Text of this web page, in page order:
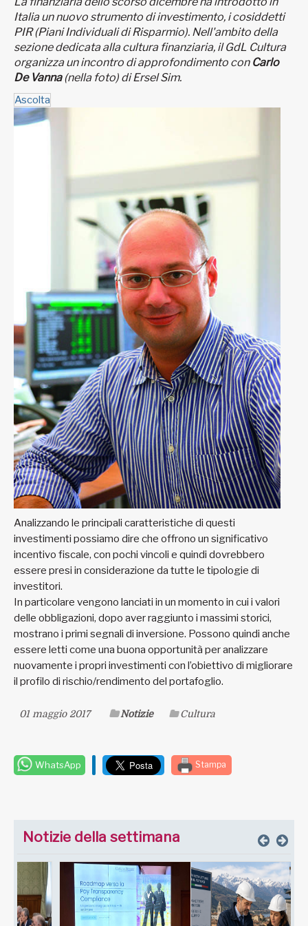
Italia un nuovo strumento di investimento, i cosiddetti
PIR (Piani Individuali di Risparmio). Nell'ambito della
sezione dedicata alla cultura finanziaria, il GdL Cultura
organizza un incontro di approfondimento con Carlo
De Vanna(nella foto) di Ersel Sim.
Ascolta
Analizzando le principali caratteristiche di questi
investimenti possiamo dire che offrono un significativo
incentivo fiscale, con pochi vincoli e quindi dovrebbero
essere presi in considerazione da tutte le tipologie di
investitori.
In particolare vengono lanciati in un momento in cui i valori
delle obbligazioni, dopo aver raggiunto i massimi storici,
mostrano i primi segnali di inversione. Possono quindi anche
essere letti come una buona opportunità per analizzare
nuovamente i propri investimenti con l’obiettivo di migliorare
il profilo di rischio/rendimento del portafoglio.
01 maggio 2017 Notizie Cultura
WhatsApp Stampa
Notizie della settimana